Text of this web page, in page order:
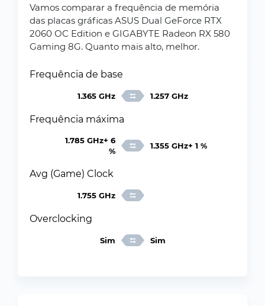
Vamos comparar a frequência de memória
das placas gráficas ASUS Dual GeForce RTX
2060 OC Edition e GIGABYTE Radeon RX 580
Gaming 8G. Quanto mais alto, melhor.
Frequência de base
1.365 GHz 1.257 GHz
Frequência máxima
1.785 GHz+ 6
%
1.355 GHz+ 1 %
Avg (Game) Clock
1.755 GHz
Overclocking
Sim Sim